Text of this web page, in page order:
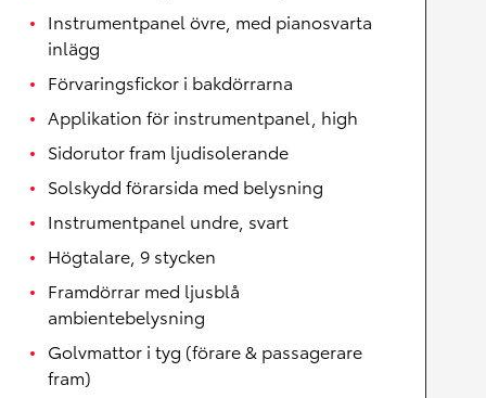
Instrumentpanel övre, med pianosvarta
inlägg
Förvaringsfickor i bakdörrarna
Applikation för instrumentpanel, high
Sidorutor fram ljudisolerande
Solskydd förarsida med belysning
Instrumentpanel undre, svart
Högtalare, 9 stycken
Framdörrar med ljusblå
ambientebelysning
Golvmattor i tyg (förare & passagerare
fram)